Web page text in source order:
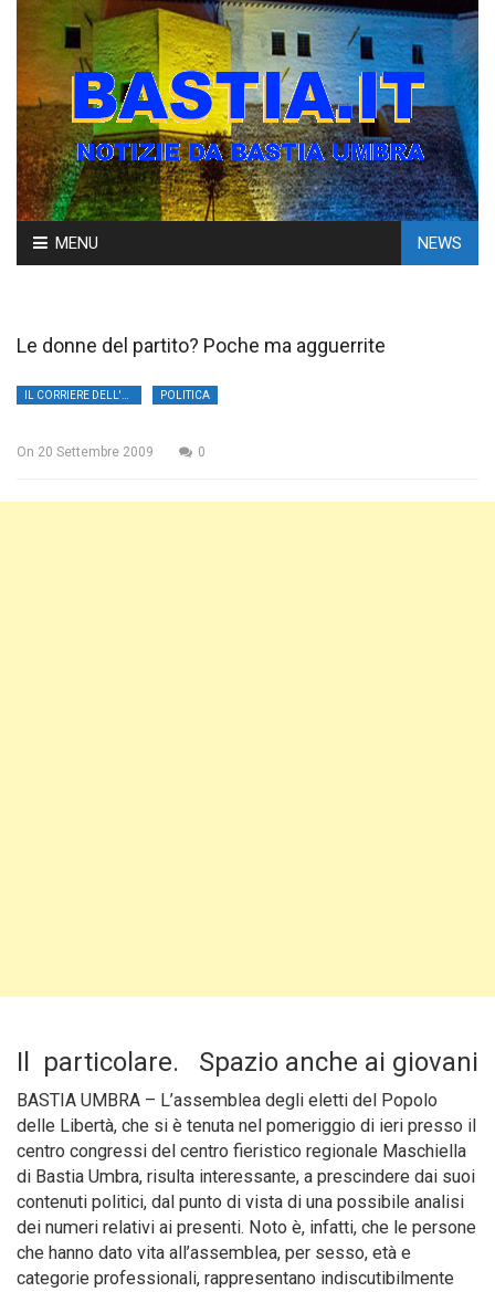
Skip
to
MENU NEWS
Le donne del partito? Poche ma agguerrite
POLITICA
On 20 Settembre 2009 0
Il particolare. Spazio anche ai giovani
BASTIA UMBRA – L’assemblea degli eletti del Popolo
delle Libertà, che si è tenuta nel pomeriggio di ieri presso il
centro congressi del centro fieristico regionale Maschiella
di Bastia Umbra, risulta interessante, a prescindere dai suoi
contenuti politici, dal punto di vista di una possibile analisi
dei numeri relativi ai presenti. Noto è, infatti, che le persone
che hanno dato vita all’assemblea, per sesso, età e
categorie professionali, rappresentano indiscutibilmente